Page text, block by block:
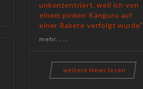
unkonzentriert, weil ich von
einem pinken Känguru auf
einer Rakete verfolgt wurde"
mehr... ...
weitere News lesen